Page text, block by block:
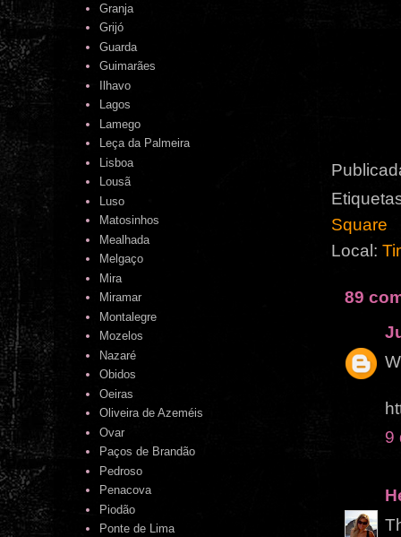
Square
Local:
89
9
Granja
Grijó
Guarda
Guimarães
Ilhavo
Lagos
Lamego
Leça da Palmeira
Lisboa
Lousã
Luso
Matosinhos
Mealhada
Melgaço
Mira
Miramar
Montalegre
Mozelos
Nazaré
Obidos
Oeiras
Oliveira de Azeméis
Ovar
Paços de Brandão
Pedroso
Penacova
Piodão
Ponte de Lima